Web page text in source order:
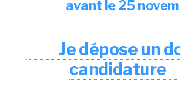
avant le 25
Je dépose un